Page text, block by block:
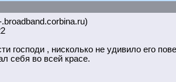
.broadband.corbina.ru)
господи , нисколько не удивило его
себя во всей красе.